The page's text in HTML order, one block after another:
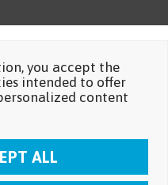
you accept the
intended to offer
content
ALL